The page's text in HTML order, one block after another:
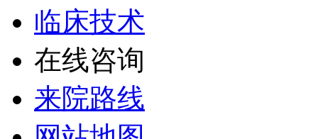
临床技术
在线咨询
来院路线